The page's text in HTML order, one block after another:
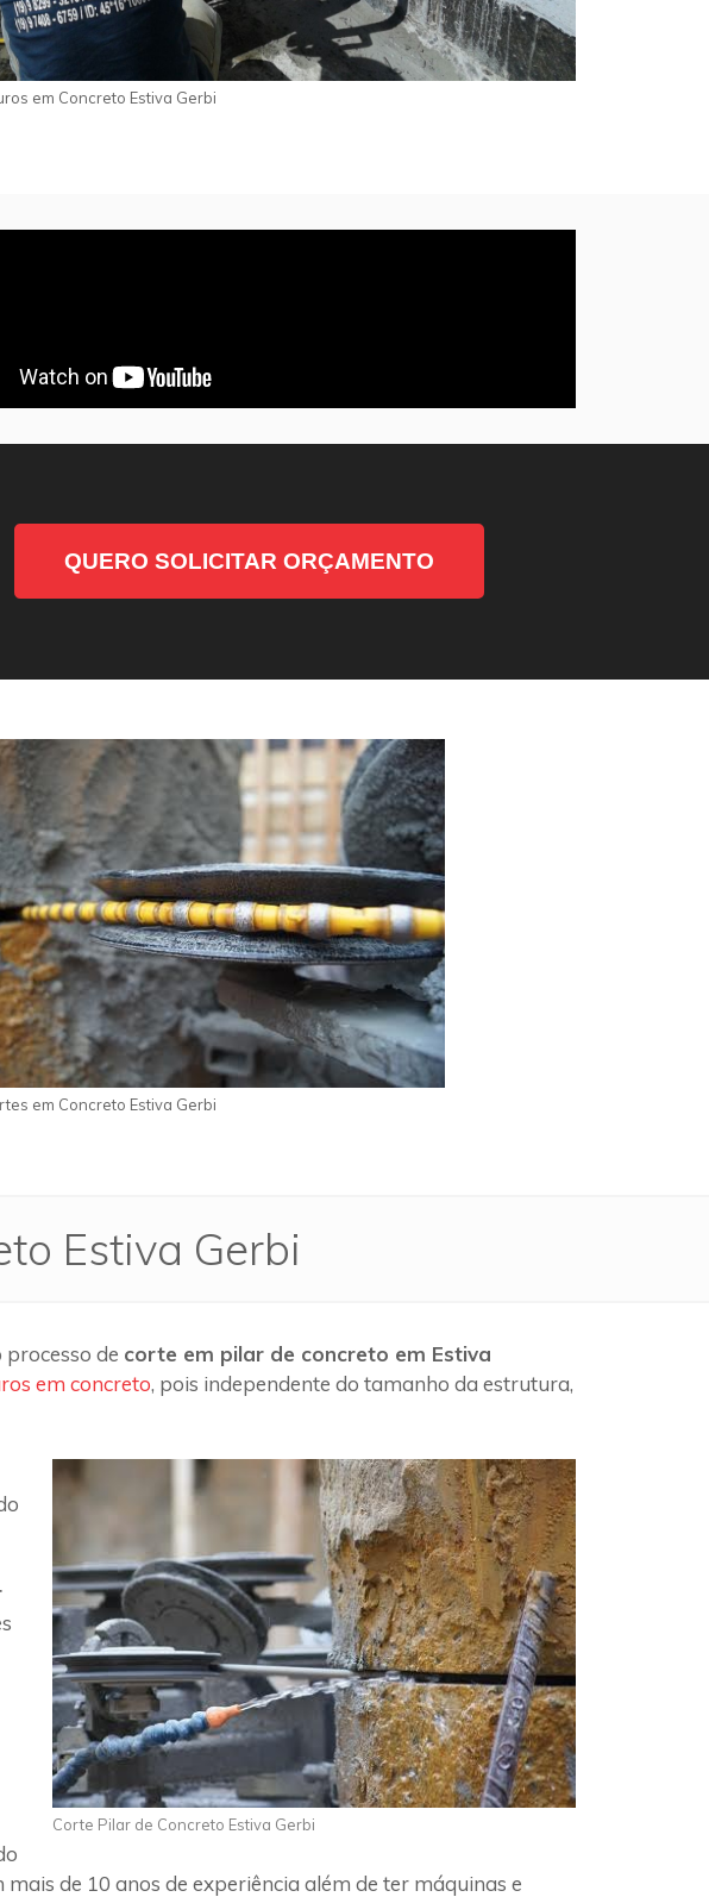
em Concreto Estiva Gerbi
QUERO SOLICITAR ORÇAMENTO
em Concreto Estiva Gerbi
Estiva Gerbi
de corte em pilar de concreto em Estiva
em concreto, pois independente do tamanho da estrutura,
Corte Pilar de Concreto Estiva Gerbi
de 10 anos de experiência além de ter máquinas e